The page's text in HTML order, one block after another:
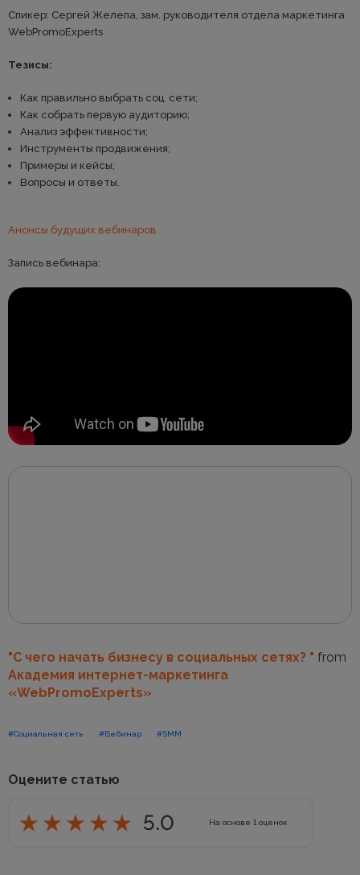
Спикер: Сергей Желепа, зам. руководителя отдела маркетинга
WebPromoExperts
Тезисы:
Как правильно выбрать соц. сети;
Как собрать первую аудиторию;
Анализ эффективности;
Инструменты продвижения;
Примеры и кейсы;
Вопросы и ответы.
Анонсы будущих вебинаров
Запись вебинара:
"С чего начать бизнесу в социальных сетях? " from
Академия интернет-маркетинга
«WebPromoExperts»
#Социальная сеть #Вебинар #SMM
Оцените статью
5.0 На основе 1 оценок